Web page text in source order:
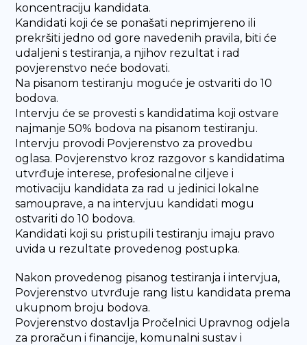
koncentraciju kandidata.
Kandidati koji će se ponašati neprimjereno ili
prekršiti jedno od gore navedenih pravila, biti će
udaljeni s testiranja, a njihov rezultat i rad
povjerenstvo neće bodovati.
Na pisanom testiranju moguće je ostvariti do 10
bodova.
Intervju će se provesti s kandidatima koji ostvare
najmanje 50% bodova na pisanom testiranju.
Intervju provodi Povjerenstvo za provedbu
oglasa. Povjerenstvo kroz razgovor s kandidatima
utvrđuje interese, profesionalne ciljeve i
motivaciju kandidata za rad u jedinici lokalne
samouprave, a na intervjuu kandidati mogu
ostvariti do 10 bodova.
Kandidati koji su pristupili testiranju imaju pravo
uvida u rezultate provedenog postupka.
Nakon provedenog pisanog testiranja i intervjua,
Povjerenstvo utvrđuje rang listu kandidata prema
ukupnom broju bodova.
Povjerenstvo dostavlja Pročelnici Upravnog odjela
za proračun i financije, komunalni sustav i